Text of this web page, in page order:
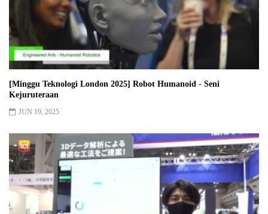
[Minggu Teknologi London 2025] Robot Humanoid - Seni
Kejuruteraan
JUN 19, 2025